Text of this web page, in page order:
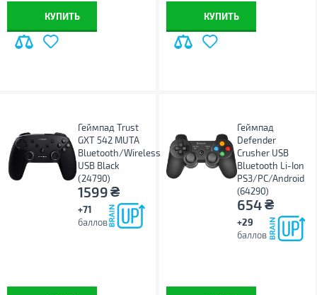
КУПИТЬ КУПИТЬ
Геймпад Trust
GXT 542 MUTA
Bluetooth/Wireless
USB Black
(24790)
1599₴
+71
баллов
Геймпад
Defender
Crusher USB
Bluetooth Li-Ion
PS3/PC/Android
(64290)
654₴
+29
баллов